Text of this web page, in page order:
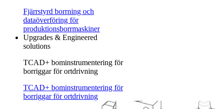
Fjärrstyrd borrning och
dataöverföring för
produktionsborrmaskiner
Upgrades & Engineered
solutions
TCAD+ bominstrumentering för
borriggar för ortdrivning
TCAD+ bominstrumentering för
borriggar för ortdrivning